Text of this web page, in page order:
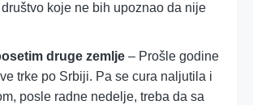
koje ne bih upoznao da nije
druge zemlje – Prošle godine
trke po Srbiji. Pa se cura naljutila i
posle radne nedelje, treba da sa